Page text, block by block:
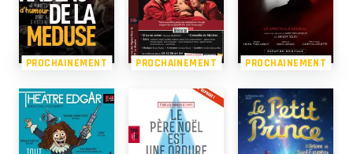
PROCHAINEMENT PROCHAINEMENT PROCHAINEMENT